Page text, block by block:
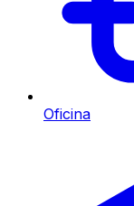
Oficina